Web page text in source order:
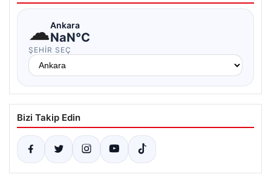
☁Ankara
NaN°C
ŞEHIR SEÇ
Bizi Takip Edin